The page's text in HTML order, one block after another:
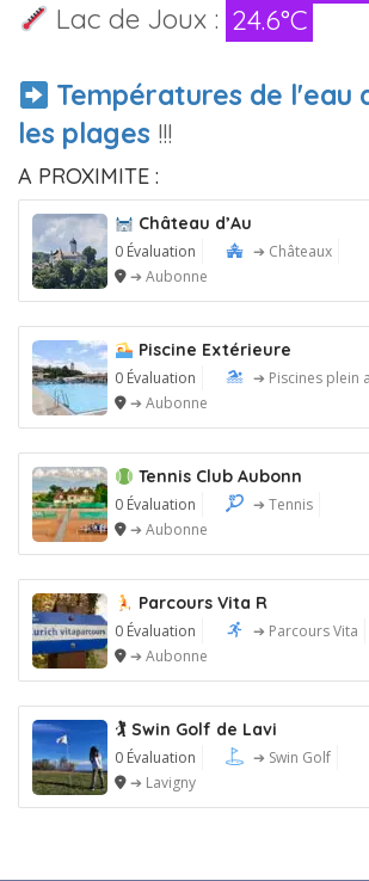
Lac de Joux : 24.6°C
Températures de l'eau
les plages !!!
A PROXIMITE :
Château d’Au
0 Évaluation
➔ Châteaux
➔ Aubonne
Piscine Extérieure
0 Évaluation
➔ Piscines plein
➔ Aubonne
Tennis Club Aubonn
0 Évaluation
➔ Tennis
➔ Aubonne
Parcours Vita R
0 Évaluation
➔ Parcours Vita
➔ Aubonne
🏌️ Swin Golf de Lavi
0 Évaluation
➔ Swin Golf
➔ Lavigny